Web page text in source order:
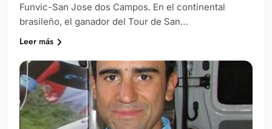
Funvic-San Jose dos Campos. En el continental
brasileño, el ganador del Tour de San…
Leer más